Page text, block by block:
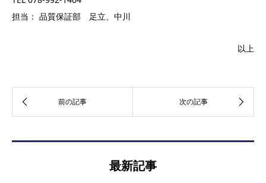
担当： 品質保証部 足立、中川
以上
最新記事